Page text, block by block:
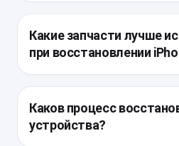
демонтировать дисплейный
компоненты. Важно
шлейфы, чтобы не
Какие запчасти лучше
при восстановлении
предустановленным
Использование
Каков процесс
устройства?